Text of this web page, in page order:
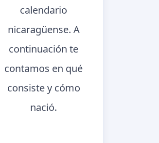
calendario
nicaragüense. A
continuación te
contamos en qué
consiste y cómo
nació.